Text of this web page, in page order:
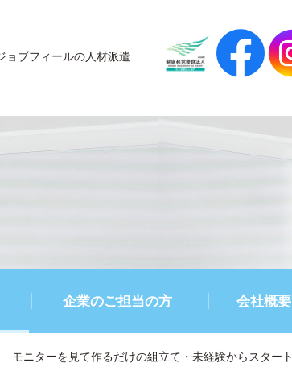
ョブフィールの人材派遣
企業のご担当の方 会社概要
モニターを見て作るだけの組立て・未経験からスタ